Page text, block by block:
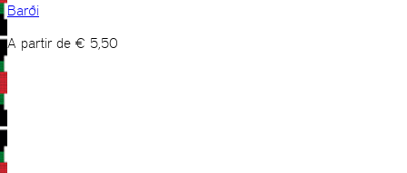
Barði
A partir de € 5,50